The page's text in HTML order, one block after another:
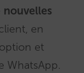
nouvelles
en
et
WhatsApp.